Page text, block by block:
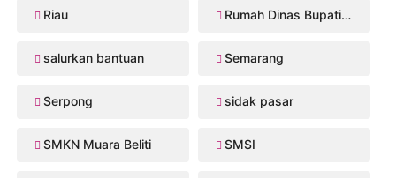
Riau Rumah Dinas Bupati Musi Rawas
salurkan bantuan Semarang
Serpong sidak pasar
SMKN Muara Beliti SMSI